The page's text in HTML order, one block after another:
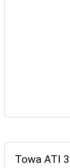
Towa ATI